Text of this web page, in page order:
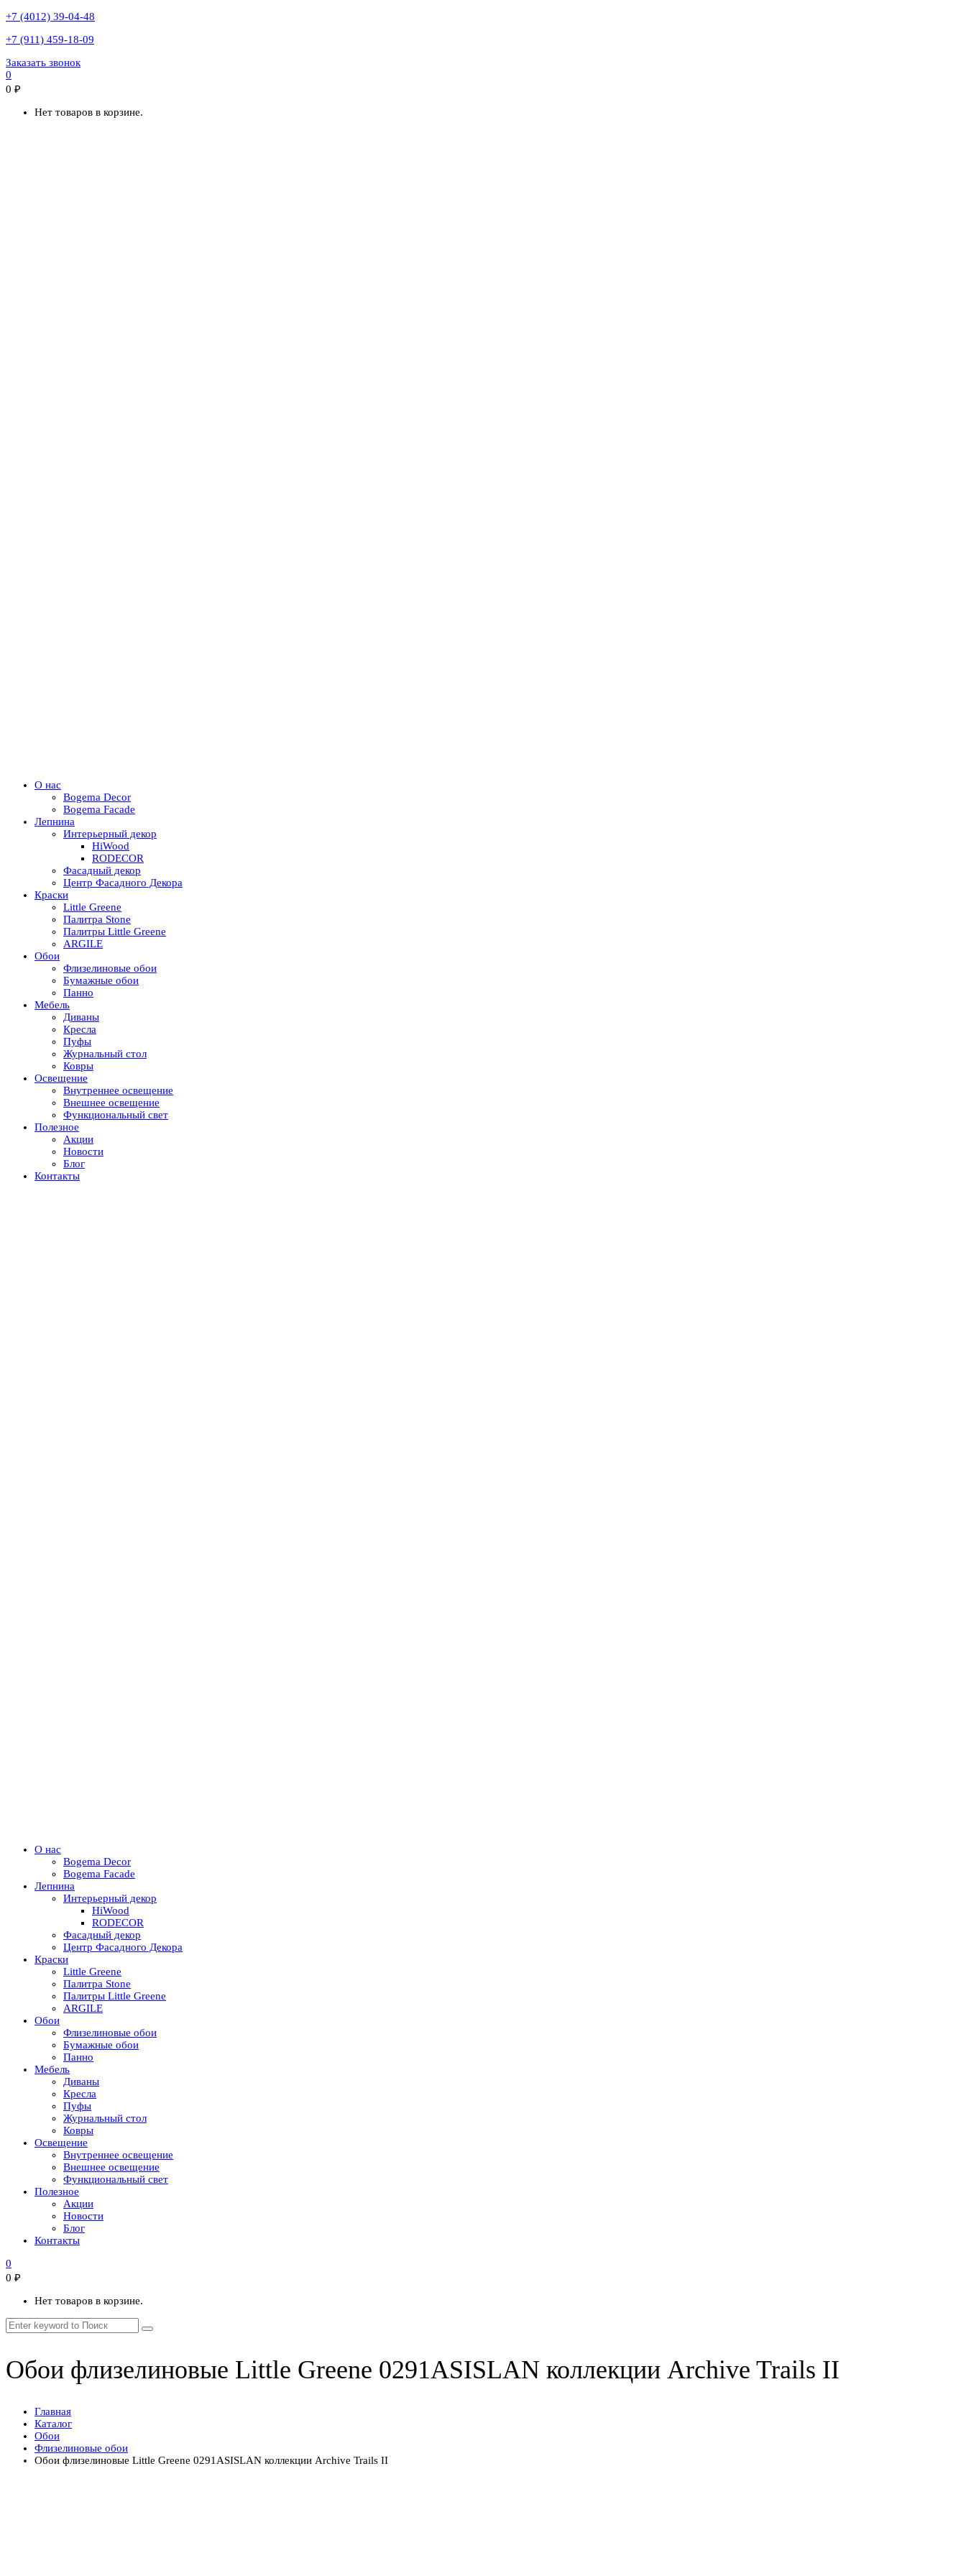
+7 (4012) 39-04-48
+7 (911) 459-18-09
Заказать звонок
0
0 ₽
Нет товаров в корзине.
О нас
Bogema Decor
Bogema Facade
Лепнина
Интерьерный декор
HiWood
RODECOR
Фасадный декор
Центр Фасадного Декора
Краски
Little Greene
Палитра Stone
Палитры Little Greene
ARGILE
Обои
Флизелиновые обои
Бумажные обои
Панно
Мебель
Диваны
Кресла
Пуфы
Журнальный стол
Ковры
Освещение
Внутреннее освещение
Внешнее освещение
Функциональный свет
Полезное
Акции
Новости
Блог
Контакты
О нас
Bogema Decor
Bogema Facade
Лепнина
Интерьерный декор
HiWood
RODECOR
Фасадный декор
Центр Фасадного Декора
Краски
Little Greene
Палитра Stone
Палитры Little Greene
ARGILE
Обои
Флизелиновые обои
Бумажные обои
Панно
Мебель
Диваны
Кресла
Пуфы
Журнальный стол
Ковры
Освещение
Внутреннее освещение
Внешнее освещение
Функциональный свет
Полезное
Акции
Новости
Блог
Контакты
0
0 ₽
Нет товаров в корзине.
Обои флизелиновые Little Greene 0291ASISLAN коллекции Archive Trails II
Главная
Каталог
Обои
Флизелиновые обои
Обои флизелиновые Little Greene 0291ASISLAN коллекции Archive Trails II